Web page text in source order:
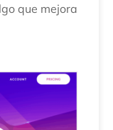
que mejora